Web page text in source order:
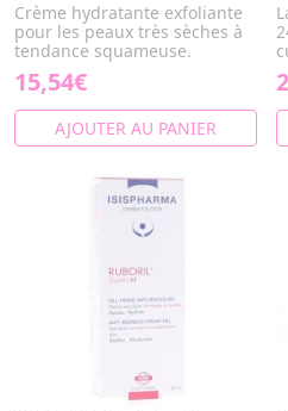
Crème hydratante exfoliante
pour les peaux très sèches à
tendance squameuse.
15,54€
AJOUTER AU PANIER